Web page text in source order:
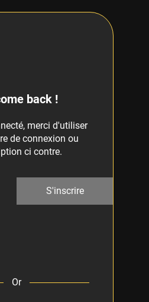
back !
merci d'utiliser
de connexion ou
ci contre.
S'inscrire
Or